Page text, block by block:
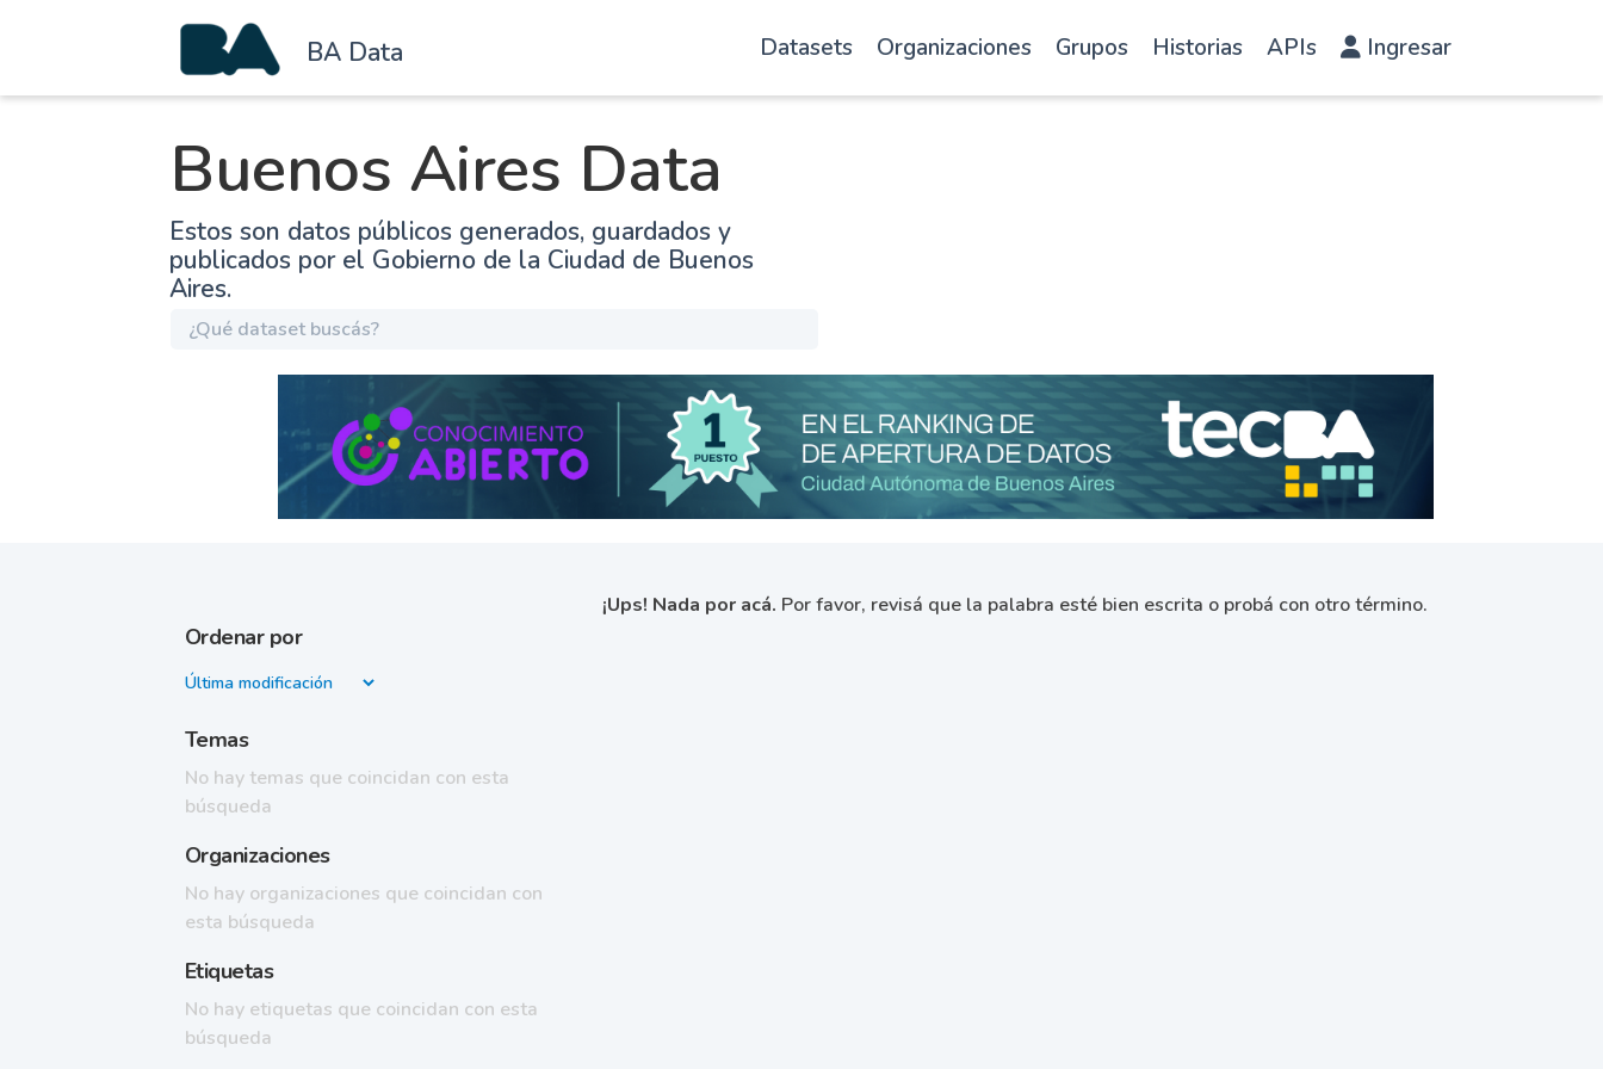
BA Data Datasets Organizaciones Grupos Historias APIs Ingresar
Buenos Aires Data
Estos son datos públicos generados, guardados y
publicados por el Gobierno de la Ciudad de Buenos
Aires.
Ordenar por
Temas
No hay temas que coincidan con esta
búsqueda
Organizaciones
No hay organizaciones que coincidan con
esta búsqueda
Etiquetas
No hay etiquetas que coincidan con esta
búsqueda
¡Ups! Nada por acá. Por favor, revisá que la palabra esté bien escrita o probá con otro término.